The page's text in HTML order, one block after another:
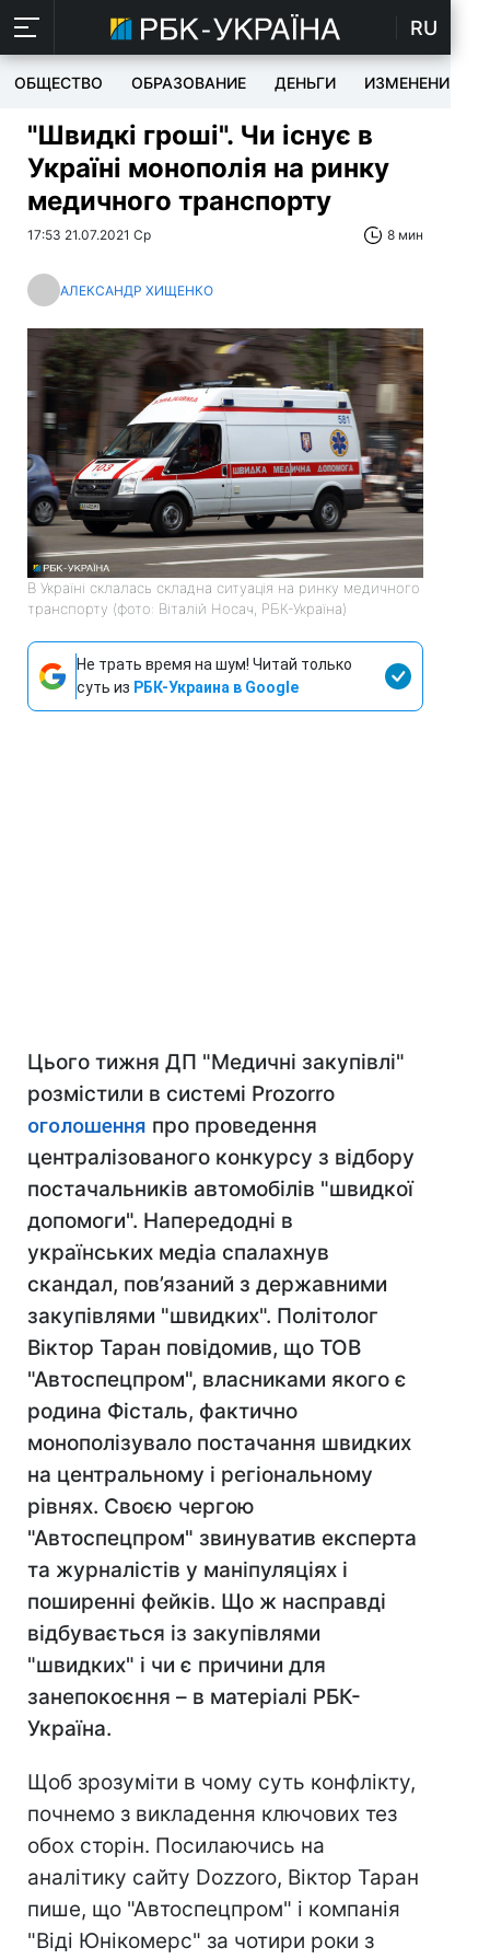
RU
ОБЩЕСТВО ОБРАЗОВАНИЕ ДЕНЬГИ ИЗМЕНЕНИЯ
"Швидкі гроші". Чи існує в
Україні монополія на ринку
медичного транспорту
17:53 21.07.2021 Ср 8 мин
АЛЕКСАНДР ХИЩЕНКО
В Україні склалась складна ситуація на ринку медичного
транспорту (фото: Віталій Носач, РБК-Україна)
Не трать время на шум! Читай только
суть из РБК-Украина в Google
Цього тижня ДП "Медичні закупівлі"
розмістили в системі Prozorro
оголошення про проведення
централізованого конкурсу з відбору
постачальників автомобілів "швидкої
допомоги". Напередодні в
українських медіа спалахнув
скандал, пов’язаний з державними
закупівлями "швидких". Політолог
Віктор Таран повідомив, що ТОВ
"Автоспецпром", власниками якого є
родина Фісталь, фактично
монополізувало постачання швидких
на центральному і регіональному
рівнях. Своєю чергою
"Автоспецпром" звинуватив експерта
та журналістів у маніпуляціях і
поширенні фейків. Що ж насправді
відбувається із закупівлями
"швидких" і чи є причини для
занепокоєння – в матеріалі РБК-
Україна.
Щоб зрозуміти в чому суть конфлікту,
почнемо з викладення ключових тез
обох сторін. Посилаючись на
аналітику сайту Dozzoro, Віктор Таран
пише, що "Автоспецпром" і компанія
"Віді Юнікомерс" за чотири роки з